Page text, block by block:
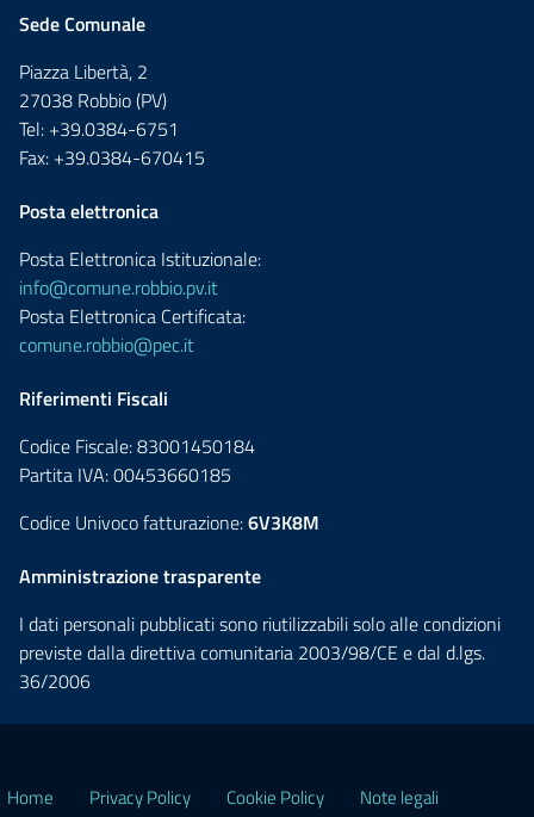
Sede Comunale
Piazza Libertà, 2
27038 Robbio (PV)
Tel: +39.0384-6751
Fax: +39.0384-670415
Posta elettronica
Posta Elettronica Istituzionale:
info@comune.robbio.pv.it
Posta Elettronica Certificata:
comune.robbio@pec.it
Riferimenti Fiscali
Codice Fiscale: 83001450184
Partita IVA: 00453660185
Codice Univoco fatturazione:6V3K8M
Amministrazione trasparente
I dati personali pubblicati sono riutilizzabili solo alle condizioni
previste dalla direttiva comunitaria 2003/98/CE e dal d.lgs.
36/2006
Home Privacy Policy Cookie Policy Note legali